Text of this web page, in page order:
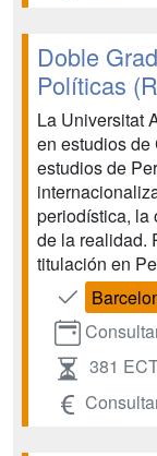
Doble
Políticas
La Universitat
en estudios
estudios de
periodística, la
de la realidad.
titulación en
381